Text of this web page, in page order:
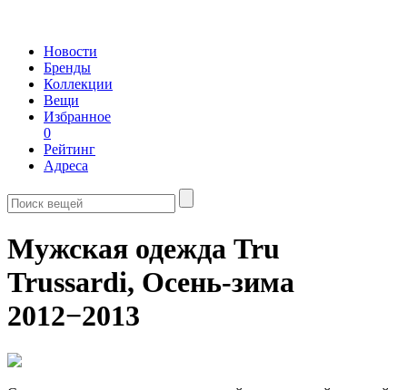
Новости
Бренды
Коллекции
Вещи
Избранное
0
Рейтинг
Адреса
Мужская одежда Tru
Trussardi, Осень-зима
2012−2013